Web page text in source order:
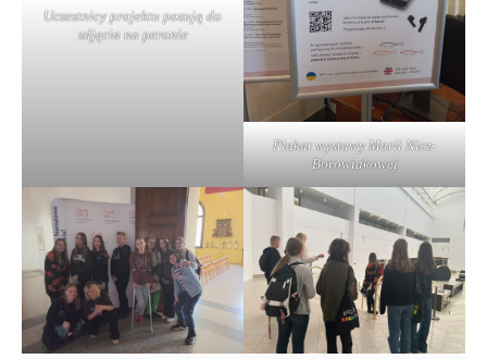
Uczestnicy projektu pozują do
zdjęcia na peronie
Plakat wystawy Marii Nicz-
Borowiakowej